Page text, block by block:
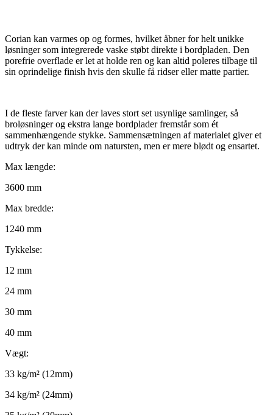
Corian kan varmes op og formes, hvilket åbner for helt unikke
løsninger som integrerede vaske støbt direkte i bordpladen. Den
porefrie overflade er let at holde ren og kan altid poleres tilbage til
sin oprindelige finish hvis den skulle få ridser eller matte partier.
I de fleste farver kan der laves stort set usynlige samlinger, så
broløsninger og ekstra lange bordplader fremstår som ét
sammenhængende stykke. Sammensætningen af materialet giver et
udtryk der kan minde om natursten, men er mere blødt og ensartet.
Max længde:
3600 mm
Max bredde:
1240 mm
Tykkelse:
12 mm
24 mm
30 mm
40 mm
Vægt:
33 kg/m² (12mm)
34 kg/m² (24mm)